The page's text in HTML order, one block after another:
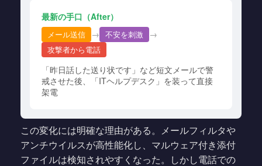
最新の手口（After）
メール送信 → 不安を刺激 →
攻撃者から電話
「昨日話した送り状です」など短文メールで警
戒させた後、「ITヘルプデスク」を装って直接
架電
この変化には明確な理由がある。メールフィルタや
アンチウイルスが高性能化し、マルウェア付き添付
ファイルは検知されやすくなった。しかし電話での